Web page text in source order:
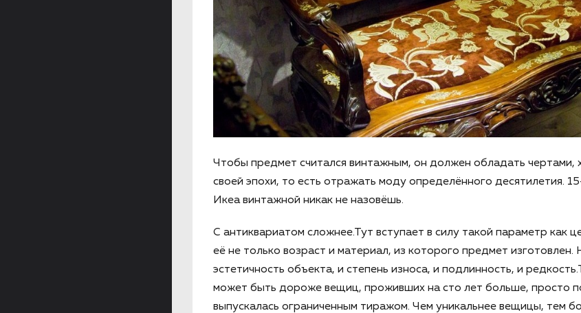
Чтобы предмет считался винтажным, он должен обладать чертами,
своей эпохи, то есть отражать моду определённого десятилетия.
Икеа винтажной никак не назовёшь.
С антиквариатом сложнее.Тут вступает в силу такой параметр как
её не только возраст и материал, из которого предмет изготовлен.
эстетичность объекта, и степень износа, и подлинность, и
может быть дороже вещиц, проживших на сто лет больше, просто
выпускалась ограниченным тиражом. Чем уникальнее вещицы, тем